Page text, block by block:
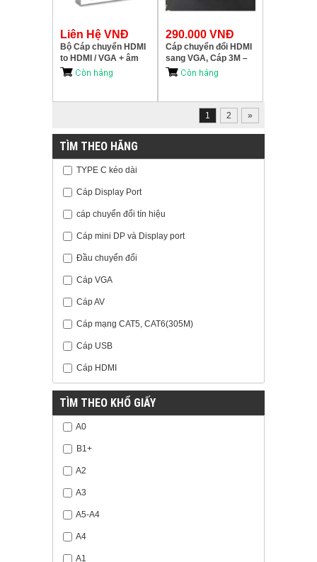
Liên Hệ VNĐ
Bộ Cáp chuyển HDMI
to HDMI / VGA + âm
thanh M-PARD MD109
290.000 VNĐ
Cáp chuyển đổi HDMI
sang VGA, Cáp 3M –
Unitek V128DBK
1 2 »
TÌM THEO HÃNG
TYPE C kéo dài
Cáp Display Port
cáp chuyển đổi tín hiệu
Cáp mini DP và Display port
Đầu chuyển đổi
Cáp VGA
Cáp AV
Cáp mạng CAT5, CAT6(305M)
Cáp USB
Cáp HDMI
TÌM THEO KHỔ GIẤY
A0
B1+
A2
A3
A5-A4
A4
A1